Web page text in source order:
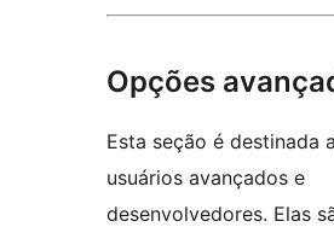
Opções
Esta seção é destinada
usuários avançados e
desenvolvedores. Elas